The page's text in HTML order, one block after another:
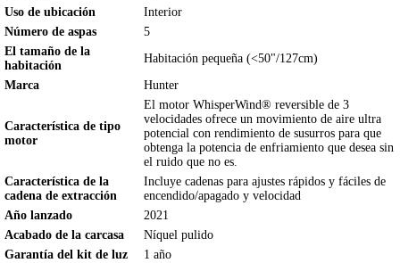
Uso de ubicación
Interior
Número de aspas
5
El tamaño de la
habitación
Habitación pequeña (<50"/127cm)
Marca
Hunter
Característica de tipo
motor
El motor WhisperWind® reversible de 3
velocidades ofrece un movimiento de aire ultra
potencial con rendimiento de susurros para que
obtenga la potencia de enfriamiento que desea sin
el ruido que no es.
Característica de la
cadena de extracción
Incluye cadenas para ajustes rápidos y fáciles de
encendido/apagado y velocidad
Año lanzado
2021
Acabado de la carcasa
Níquel pulido
Garantía del kit de luz
1 año